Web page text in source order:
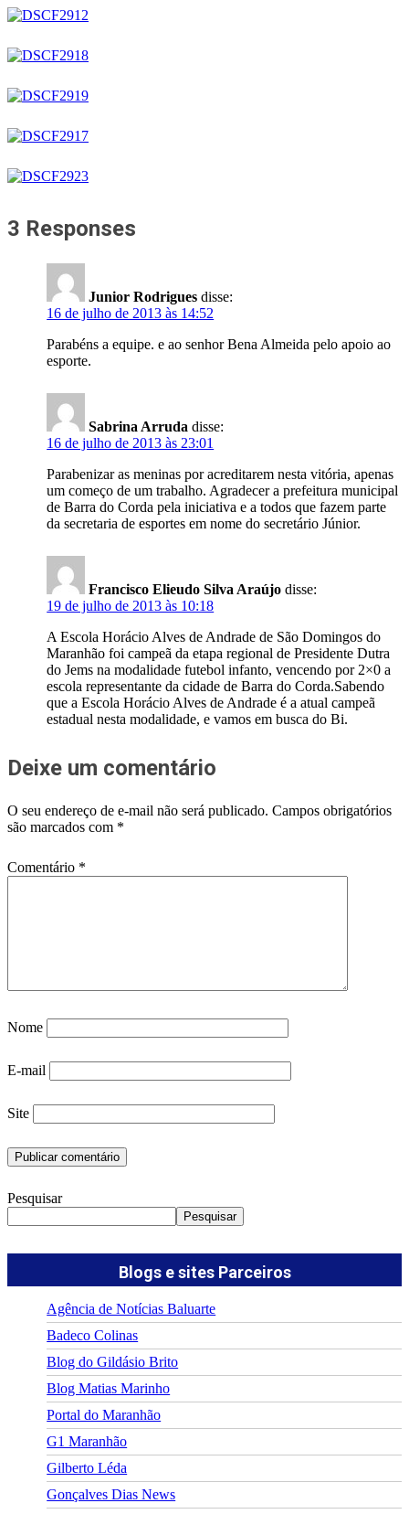
3 Responses
Junior Rodrigues disse:
16 de julho de 2013 às 14:52
Parabéns a equipe. e ao senhor Bena Almeida pelo apoio ao
esporte.
Sabrina Arruda disse:
16 de julho de 2013 às 23:01
Parabenizar as meninas por acreditarem nesta vitória, apenas
um começo de um trabalho. Agradecer a prefeitura municipal
de Barra do Corda pela iniciativa e a todos que fazem parte
da secretaria de esportes em nome do secretário Júnior.
Francisco Elieudo Silva Araújo disse:
19 de julho de 2013 às 10:18
A Escola Horácio Alves de Andrade de São Domingos do
Maranhão foi campeã da etapa regional de Presidente Dutra
do Jems na modalidade futebol infanto, vencendo por 2×0 a
escola representante da cidade de Barra do Corda.Sabendo
que a Escola Horácio Alves de Andrade é a atual campeã
estadual nesta modalidade, e vamos em busca do Bi.
Deixe um comentário
O seu endereço de e-mail não será publicado. Campos obrigatórios
são marcados com *
Comentário *
Nome
E-mail
Site
Pesquisar
Pesquisar
Blogs e sites Parceiros
Agência de Notícias Baluarte
Badeco Colinas
Blog do Gildásio Brito
Blog Matias Marinho
Portal do Maranhão
G1 Maranhão
Gilberto Léda
Gonçalves Dias News